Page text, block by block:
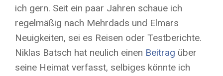
ich gern. Seit ein paar Jahren schaue ich
regelmäßig nach Mehrdads und Elmars
Neuigkeiten, sei es Reisen oder Testberichte.
Niklas Batsch hat neulich einen Beitrag über
seine Heimat verfasst, selbiges könnte ich